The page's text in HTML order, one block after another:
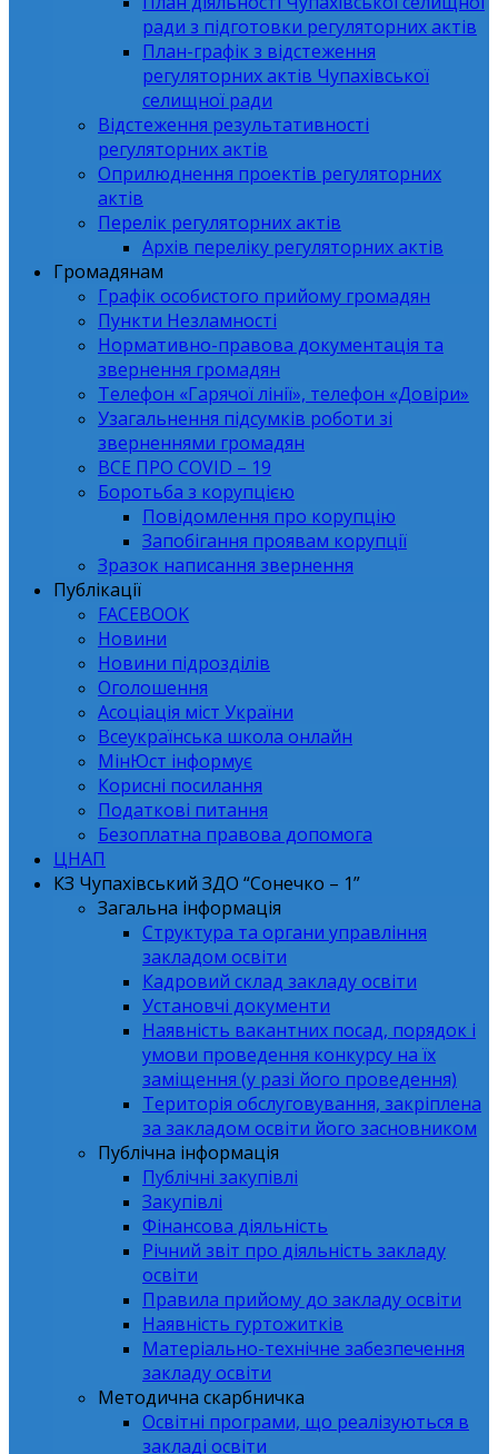
ради з підготовки регуляторних актів
План-графік з відстеження
регуляторних актів Чупахівської
селищної ради
Відстеження результативності
регуляторних актів
Оприлюднення проектів регуляторних
актів
Перелік регуляторних актів
Архів переліку регуляторних актів
Громадянам
Графік особистого прийому громадян
Пункти Незламності
Нормативно-правова документація та
звернення громадян
Телефон «Гарячої лінії», телефон «Довіри»
Узагальнення підсумків роботи зі
зверненнями громадян
ВСЕ ПРО СОVID – 19
Боротьба з корупцією
Повідомлення про корупцію
Запобігання проявам корупції
Зразок написання звернення
Публікації
FACEBOOK
Новини
Новини підрозділів
Оголошення
Асоціація міст України
Всеукраїнська школа онлайн
МінЮст інформує
Корисні посилання
Податкові питання
Безоплатна правова допомога
ЦНАП
КЗ Чупахівський ЗДО “Сонечко – 1”
Загальна інформація
Структура та органи управління
закладом освіти
Кадровий склад закладу освіти
Установчі документи
Наявність вакантних посад, порядок і
умови проведення конкурсу на їх
заміщення (у разі його проведення)
Територія обслуговування, закріплена
за закладом освіти його засновником
Публічна інформація
Публічні закупівлі
Закупівлі
Фінансова діяльність
Річний звіт про діяльність закладу
освіти
Правила прийому до закладу освіти
Наявність гуртожитків
Матеріально-технічне забезпечення
закладу освіти
Методична скарбничка
Освітні програми, що реалізуються в
закладі освіти